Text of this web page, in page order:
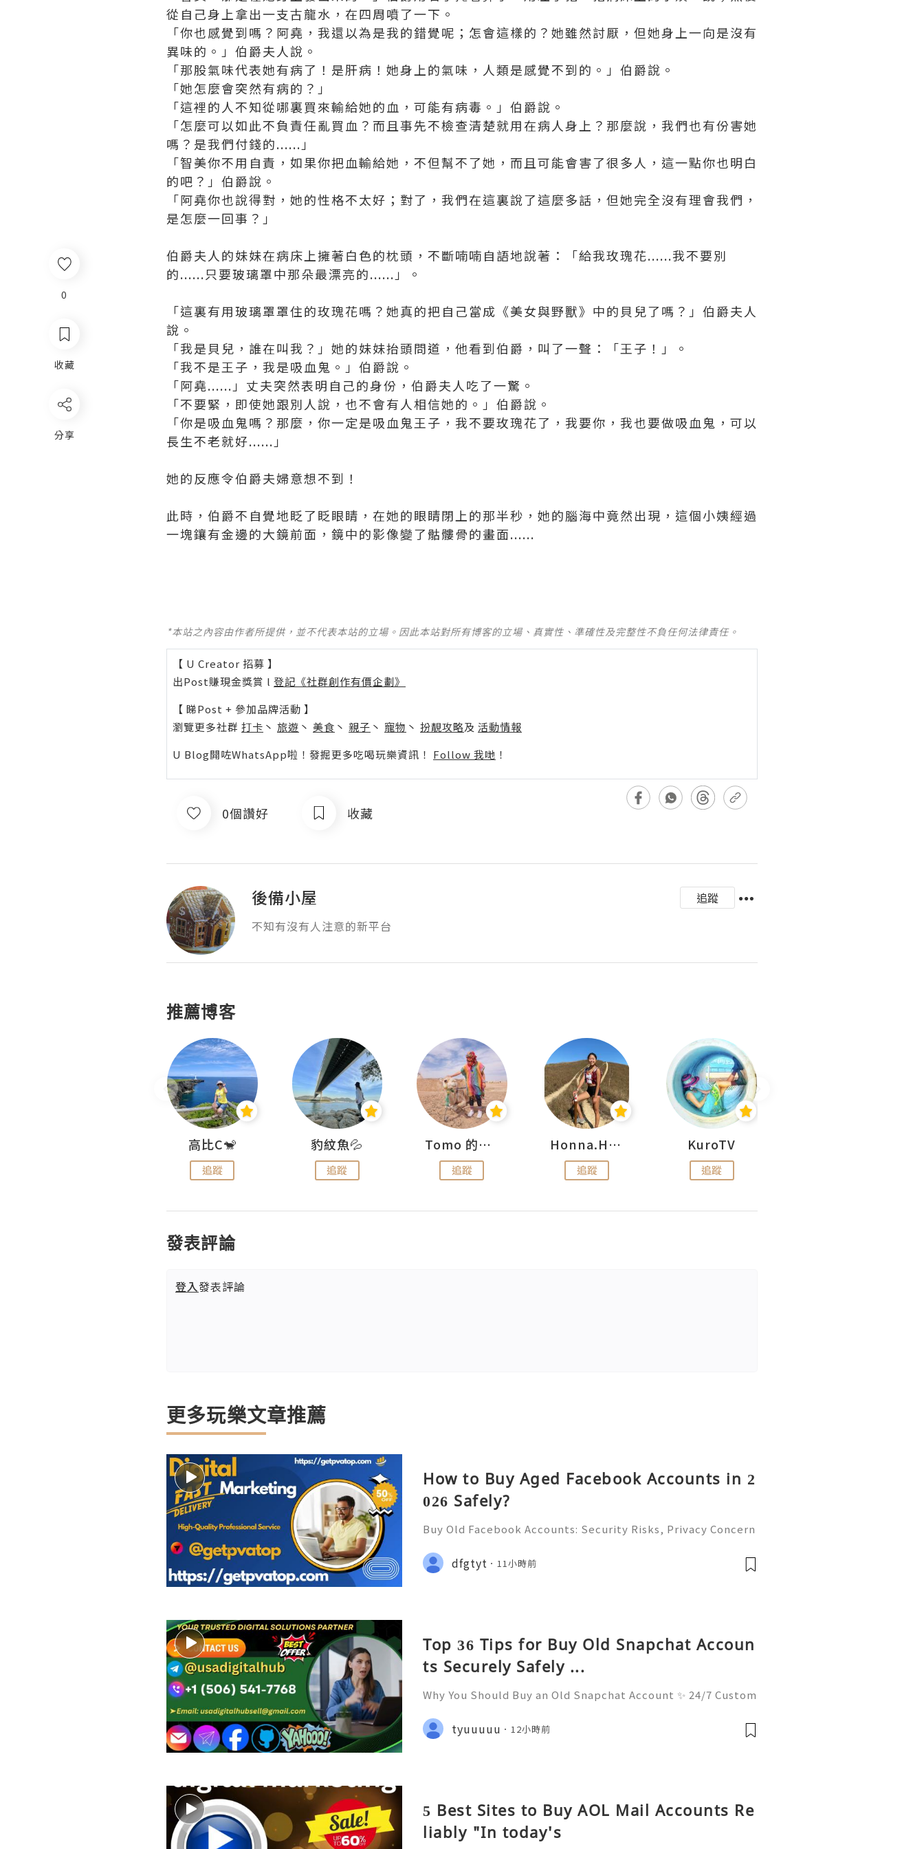
0
收藏
分享
從自己身上拿出一支古龍水，在四周噴了一下。
「你也感覺到嗎？阿堯，我還以為是我的錯覺呢；怎會這樣的？她雖然討厭，但她身上一向是沒有
異味的。」伯爵夫人說。
「那股氣味代表她有病了！是肝病！她身上的氣味，人類是感覺不到的。」伯爵說。
「她怎麼會突然有病的？」
「這裡的人不知從哪裏買來輸給她的血，可能有病毒。」伯爵說。
「怎麼可以如此不負責任亂買血？而且事先不檢查清楚就用在病人身上？那麼說，我們也有份害她
嗎？是我們付錢的......」
「智美你不用自責，如果你把血輸給她，不但幫不了她，而且可能會害了很多人，這一點你也明白
的吧？」伯爵說。
「阿堯你也說得對，她的性格不太好；對了，我們在這裏說了這麼多話，但她完全沒有理會我們，
是怎麼一回事？」
伯爵夫人的妹妹在病床上擁著白色的枕頭，不斷喃喃自語地說著：「給我玫瑰花......我不要別
的......只要玻璃罩中那朵最漂亮的......」。
「這裏有用玻璃罩罩住的玫瑰花嗎？她真的把自己當成《美女與野獸》中的貝兒了嗎？」伯爵夫人
說。
「我是貝兒，誰在叫我？」她的妹妹抬頭問道，他看到伯爵，叫了一聲：「王子！」。
「我不是王子，我是吸血鬼。」伯爵說。
「阿堯......」丈夫突然表明自己的身份，伯爵夫人吃了一驚。
「不要緊，即使她跟別人說，也不會有人相信她的。」伯爵說。
「你是吸血鬼嗎？那麼，你一定是吸血鬼王子，我不要玫瑰花了，我要你，我也要做吸血鬼，可以
長生不老就好......」
她的反應令伯爵夫婦意想不到！
此時，伯爵不自覺地眨了眨眼睛，在她的眼睛閉上的那半秒，她的腦海中竟然出現，這個小姨經過
一塊鑲有金邊的大鏡前面，鏡中的影像變了骷髏骨的畫面......
*本站之內容由作者所提供，並不代表本站的立場。因此本站對所有博客的立場、真實性、準確性及完整性不負任何法律責任。
【 U Creator 招募 】
出Post賺現金獎賞 l 登記《社群創作有價企劃》
【 睇Post + 參加品牌活動 】
瀏覽更多社群 打卡 丶 旅遊 丶 美食 丶 親子 丶 寵物 丶 扮靚攻略及 活動情報
U Blog開咗WhatsApp啦！發掘更多吃喝玩樂資訊！ Follow 我哋 ！
0個讚好 收藏
後備小屋
追蹤
不知有沒有人注意的新平台
推薦博客
高比C🐒
追蹤
豹紋魚💦
追蹤
Tomo 的快樂宇宙
追蹤
Honna.H 出走
追蹤
KuroTV
追蹤
發表評論
登入發表評論
更多玩樂文章推薦
How to Buy Aged Facebook Accounts in 2
026 Safely?
Buy Old Facebook Accounts: Security Risks, Privacy Concern
📞📩 We’re always ready to help you 24/7! 😊💯🔥 💼⏰📩🌟
🌐✨ We are available online 24/7 💼
dfgtyt 11小時前
Top 36 Tips for Buy Old Snapchat Accoun
ts Securely Safely ...
Why You Should Buy an Old Snapchat Account ✨ 24/7 Custom
tsApp: +1 (506) 541-7768 ✈️✨💎🌐🚀⭐ Telegram: @usadigitalh
ub 🎮✨💎🌐🚀⭐ Discord: usadigitalhub 📧✨💎
tyuuuuu 12小時前
5 Best Sites to Buy AOL Mail Accounts Re
liably "In today's